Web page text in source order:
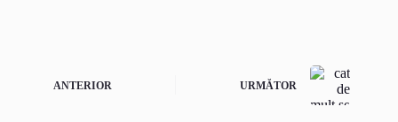
ANTERIOR URMĂTOR